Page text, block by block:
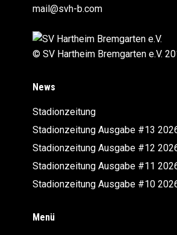
mail@svh-b.com
© SV Hartheim Bremgarten e.V.
News
Stadionzeitung
Stadionzeitung Ausgabe #13
Stadionzeitung Ausgabe #12
Stadionzeitung Ausgabe #11
Stadionzeitung Ausgabe #10
Menü